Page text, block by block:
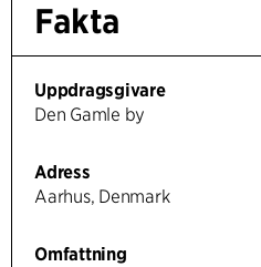
Fakta
Uppdragsgivare
Den Gamle by
Adress
Aarhus, Denmark
Omfattning